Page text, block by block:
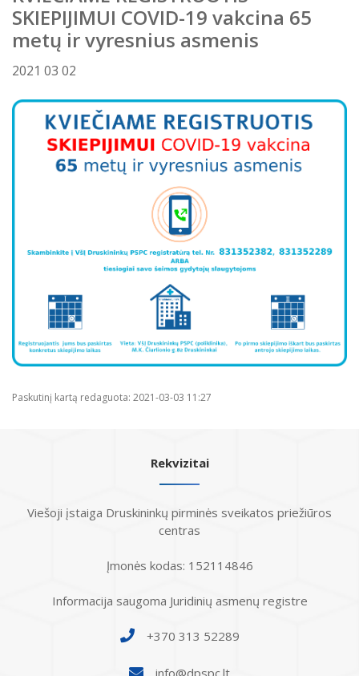
Profilaktinio (ikigydytojinio) kabineto
darbo laikas ir funkcijos Druskininkų
PSPC
Atostogaujantys ir sergantys
darbuotojai
SKIEPIJIMUI COVID-19 vakcina 65
metų ir vyresnius asmenis
2021 03 02
Paskutinį kartą redaguota: 2021-03-03 11:27
Rekvizitai
Viešoji įstaiga Druskininkų pirminės sveikatos priežiūros
centras
Įmonės kodas: 152114846
Informacija saugoma Juridinių asmenų registre
+370 313 52289